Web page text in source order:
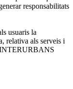
responsabilitats
usuaris la
relativa als serveis i